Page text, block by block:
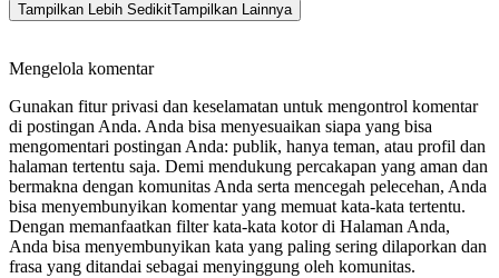
Tampilkan Lebih SedikitTampilkan Lainnya
Mengelola komentar
Gunakan fitur privasi dan keselamatan untuk mengontrol komentar
di postingan Anda. Anda bisa menyesuaikan siapa yang bisa
mengomentari postingan Anda: publik, hanya teman, atau profil dan
halaman tertentu saja. Demi mendukung percakapan yang aman dan
bermakna dengan komunitas Anda serta mencegah pelecehan, Anda
bisa menyembunyikan komentar yang memuat kata-kata tertentu.
Dengan memanfaatkan filter kata-kata kotor di Halaman Anda,
Anda bisa menyembunyikan kata yang paling sering dilaporkan dan
frasa yang ditandai sebagai menyinggung oleh komunitas.